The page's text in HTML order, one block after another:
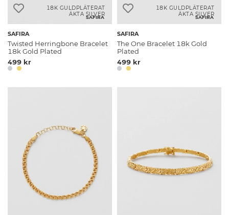
SAFIRA
18K GULDPLÄTERAT
ÄKTA SILVER
SAFIRA
Twisted Herringbone Bracelet
18k Gold Plated
499 kr
SAFIRA
18K GULDPLÄTERAT
ÄKTA SILVER
SAFIRA
The One Bracelet 18k Gold
Plated
499 kr